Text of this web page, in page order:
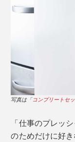
た細かい作業に
ォルムです。
写真は「サントクナイフ
継ぎ目や溝のな
柄尻までスポン
く洗えて清潔を
生肉や生魚を切
写真は「コンプリートセ
「仕事のプレッ
のためだけに好